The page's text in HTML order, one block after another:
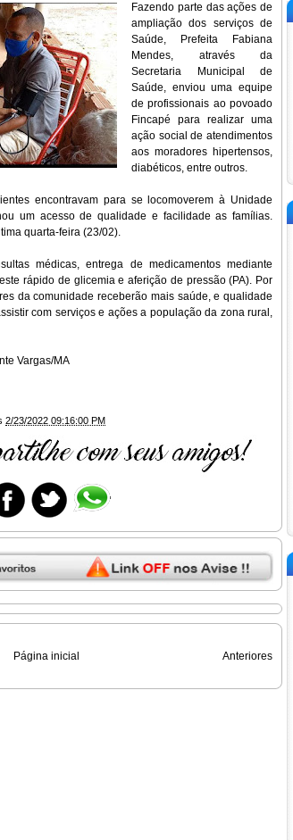
Fazendo parte das ações de
ampliação dos serviços de
Saúde, Prefeita Fabiana
Mendes, através da
Secretaria Municipal de
Saúde, enviou uma equipe
de profissionais ao povoado
Fincapé para realizar uma
ação social de atendimentos
aos moradores hipertensos,
diabéticos, entre outros.
encontravam para se locomoverem à Unidade
um acesso de qualidade e facilidade as famílias.
quarta-feira (23/02).
médicas, entrega de medicamentos mediante
rápido de glicemia e aferição de pressão (PA). Por
da comunidade receberão mais saúde, e qualidade
com serviços e ações a população da zona rural,
Vargas/MA
2/23/2022 09:16:00 PM
Anteriores
Página inicial